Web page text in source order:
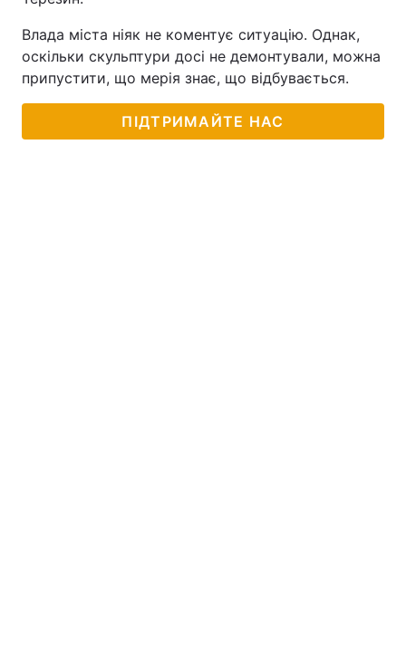
Влада міста ніяк не коментує ситуацію. Однак,
оскільки скульптури досі не демонтували, можна
припустити, що мерія знає, що відбувається.
ПІДТРИМАЙТЕ НАС